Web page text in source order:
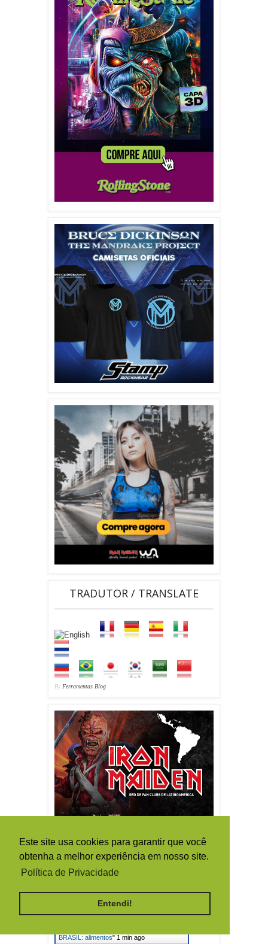
Este site usa cookies para garantir que você
obtenha a melhor experiência em nosso site.
Política de Privacidade
Entendi!
TRADUTOR / TRANSLATE
By Ferramentas Blog
Live Traffic Feed
BRASIL: alimentos" 1 min ago